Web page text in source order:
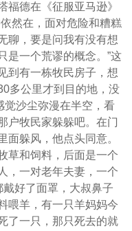
福德在《征服亚马逊》
然在，面对危险和糟糕
聊，要是问我有没有想
是一个荒谬的概念。”这
到有一栋牧民房子，想
多公里才到目的地，没
觉沙尘弥漫在半空，看
户牧民家躲躲吧。在门
面躲风，他点头同意。
草和饲料，后面是一个
，一对老年夫妻，一个
好了面罩，大叔鼻子
喂羊，有一只羊妈妈今
了一只，那只死去的就